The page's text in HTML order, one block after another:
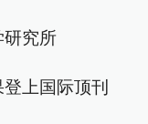
究所
上国际顶刊